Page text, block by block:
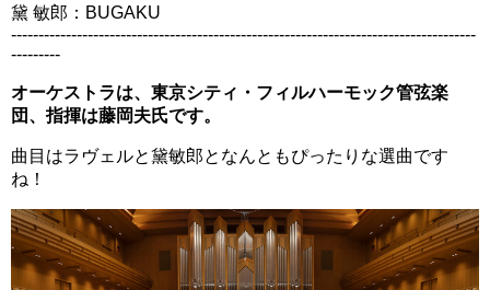
黛 敏郎：BUGAKU
-------------------------------------------------------------------------------------
---------
オーケストラは、東京シティ・フィルハーモック管弦楽
団、指揮は藤岡夫氏です。
曲目はラヴェルと黛敏郎となんともぴったりな選曲です
ね！